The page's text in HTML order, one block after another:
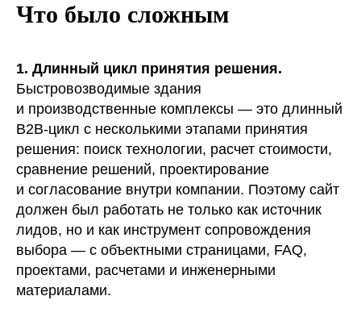
Что было сложным
1. Длинный цикл принятия решения.
Быстровозводимые здания
и производственные комплексы — это длинный
B2B-цикл с несколькими этапами принятия
решения: поиск технологии, расчет стоимости,
сравнение решений, проектирование
и согласование внутри компании. Поэтому сайт
должен был работать не только как источник
лидов, но и как инструмент сопровождения
выбора — с объектными страницами, FAQ,
проектами, расчетами и инженерными
материалами.